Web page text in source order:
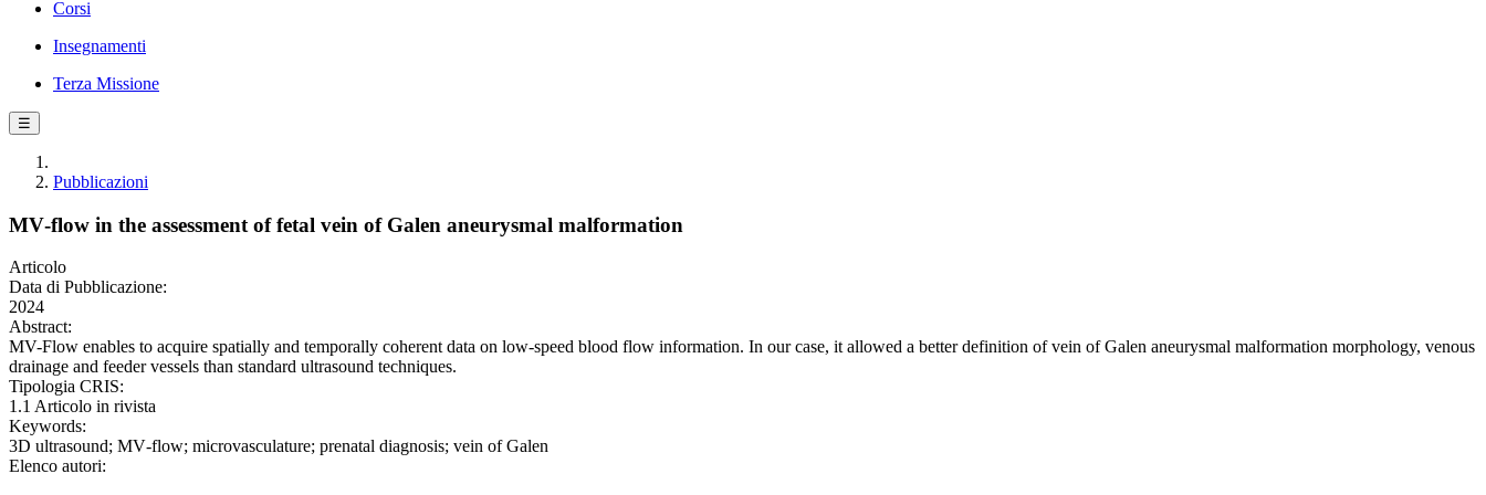
Corsi
Insegnamenti
Terza Missione
☰
Pubblicazioni
MV‐flow in the assessment of fetal vein of Galen aneurysmal malformation
Articolo
Data di Pubblicazione:
2024
Abstract:
MV-Flow enables to acquire spatially and temporally coherent data on low-speed blood flow information. In our case, it allowed a better definition of vein of Galen aneurysmal malformation morphology, venous
drainage and feeder vessels than standard ultrasound techniques.
Tipologia CRIS:
1.1 Articolo in rivista
Keywords:
3D ultrasound; MV‐flow; microvasculature; prenatal diagnosis; vein of Galen
Elenco autori: